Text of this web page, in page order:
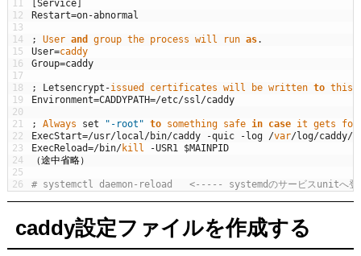
11
12
13
14
15
16
17
18
19
20
21
22
23
24
25
26
Service]
Restart=on-abnormal
; User and group the process will run as.
User=caddy
Group=caddy
; Letsencrypt -issued certificates will be written to this
Environment=CADDYPATH=/etc/ssl/caddy
; Always set "-root" to something safe in case it gets
ExecStart=/usr/local/bin/caddy -quic - log /var/log/caddy/
ExecReload=/bin/kill -USR1 $MAINPID
（途中省略）
# systemctl daemon-reload   <----- systemdのサービスunitへ登
caddy設定ファイルを作成する